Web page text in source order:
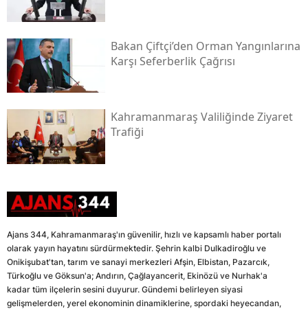
Bakan Çiftçi’den Orman Yangınlarına
Karşı Seferberlik Çağrısı
Kahramanmaraş Valiliğinde Ziyaret
Trafiği
Ajans 344, Kahramanmaraş'ın güvenilir, hızlı ve kapsamlı haber portalı
olarak yayın hayatını sürdürmektedir. Şehrin kalbi Dulkadiroğlu ve
Onikişubat'tan, tarım ve sanayi merkezleri Afşin, Elbistan, Pazarcık,
Türkoğlu ve Göksun'a; Andırın, Çağlayancerit, Ekinözü ve Nurhak'a
kadar tüm ilçelerin sesini duyurur. Gündemi belirleyen siyasi
gelişmelerden, yerel ekonominin dinamiklerine, spordaki heyecandan,